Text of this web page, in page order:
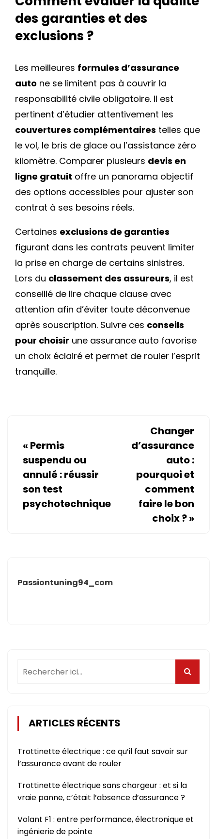
des garanties et des
exclusions ?
Les meilleures formules d’assurance
auto ne se limitent pas à couvrir la
responsabilité civile obligatoire. Il est
pertinent d’étudier attentivement les
couvertures complémentaires telles que
le vol, le bris de glace ou l’assistance zéro
kilomètre. Comparer plusieurs devis en
ligne gratuit offre un panorama objectif
des options accessibles pour ajuster son
contrat à ses besoins réels.
Certaines exclusions de garanties
figurant dans les contrats peuvent limiter
la prise en charge de certains sinistres.
Lors du classement des assureurs, il est
conseillé de lire chaque clause avec
attention afin d’éviter toute déconvenue
après souscription. Suivre ces conseils
pour choisir une assurance auto favorise
un choix éclairé et permet de rouler l’esprit
tranquille.
« Permis
suspendu ou
annulé : réussir
son test
psychotechnique
Changer
d’assurance
auto :
pourquoi et
comment
faire le bon
choix ?»
Passiontuning94_com
ARTICLES RÉCENTS
Trottinette électrique : ce qu’il faut savoir sur
l’assurance avant de rouler
Trottinette électrique sans chargeur : et si la
vraie panne, c’était l’absence d’assurance ?
Volant F1 : entre performance, électronique et
ingénierie de pointe